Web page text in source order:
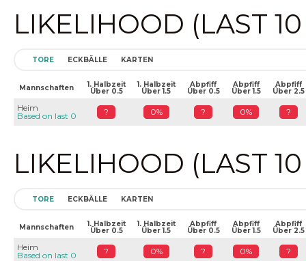
LIKELIHOOD (LAST
TORE ECKBÄLLE KARTEN
Mannschaften 1. Halbzeit
Über 0.5
1. Halbzeit
Über 1.5
Abpfiff
Über 0.5
Abpfiff
Über 1.5
Abpfiff
Über 2.5
Heim
Based on last 0
? 0% ? 0% ?
LIKELIHOOD (LAST
TORE ECKBÄLLE KARTEN
Mannschaften 1. Halbzeit
Über 0.5
1. Halbzeit
Über 1.5
Abpfiff
Über 0.5
Abpfiff
Über 1.5
Abpfiff
Über 2.5
Heim
Based on last 0
? 0% ? 0% ?